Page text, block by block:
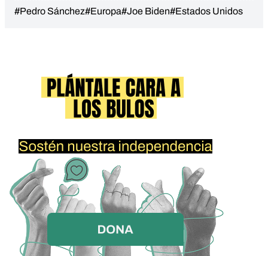
#Pedro Sánchez#Europa#Joe Biden#Estados Unidos